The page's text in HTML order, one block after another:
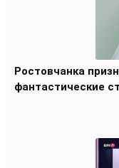
Ростовчанка
фантастические